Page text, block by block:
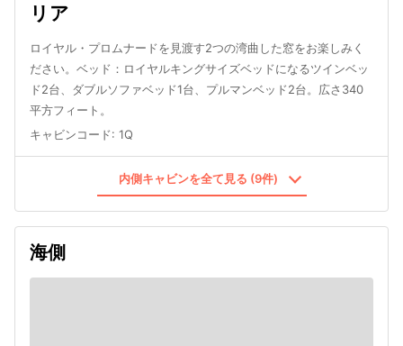
リア
ロイヤル・プロムナードを見渡す2つの湾曲した窓をお楽しみく
ださい。ベッド：ロイヤルキングサイズベッドになるツインベッ
ド2台、ダブルソファベッド1台、プルマンベッド2台。広さ340
平方フィート。
キャビンコード: 1Q
内側キャビンを全て見る (9件)
海側